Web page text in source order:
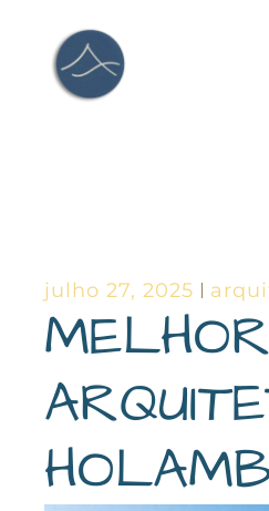
julho 27, 2025